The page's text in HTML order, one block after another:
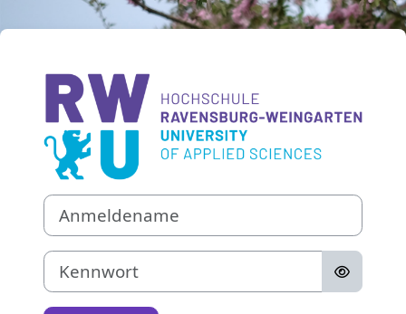
Zum Hauptinhalt
Anmelden bei
Anmeldename
Kennwort